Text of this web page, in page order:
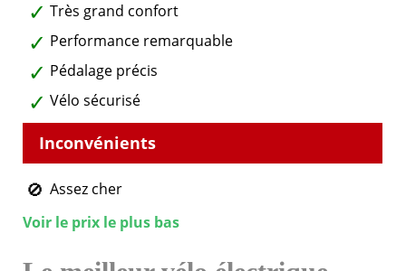
Très grand confort
Performance remarquable
Pédalage précis
Vélo sécurisé
Assez cher
Voir le prix le plus bas